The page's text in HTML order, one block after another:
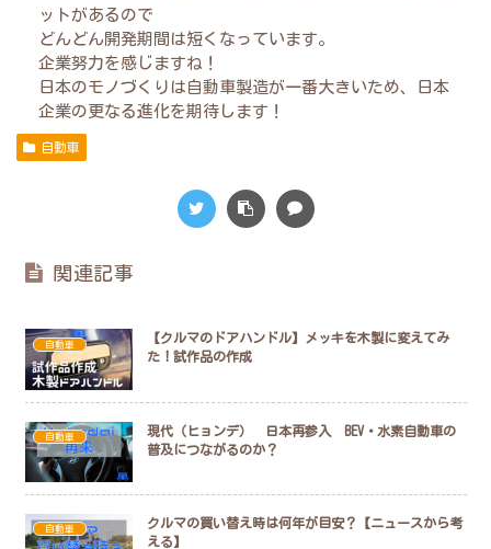
ットがあるので
どんどん開発期間は短くなっています。
企業努力を感じますね！
日本のモノづくりは自動車製造が一番大きいため、日本
企業の更なる進化を期待します！
自動車
関連記事
自動車
【クルマのドアハンドル】メッキを木製に変えてみ
た！試作品の作成
自動車
現代（ヒョンデ） 日本再参入 BEV・水素自動車の
普及につながるのか？
自動車
クルマの買い替え時は何年が目安？【ニュースから考
える】